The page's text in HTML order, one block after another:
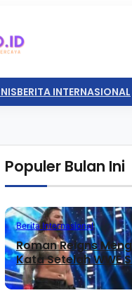
BERITA INTERNASIONAL
Juara WWE
Populer Bulan Ini
Berita Internasional
Roman Reigns
Kata Setelah WWE